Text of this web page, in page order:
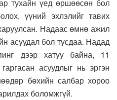
тухайн үед өршөөсөн бол
үүний эхлэлийг тавих
Надаас өмнө ажил
асуудал бол тусдаа. Надад
дээр хатуу байна, 11
асуудлыг нь эргэн
бөхийн салбар хороо
боломжгүй.